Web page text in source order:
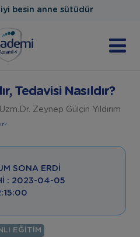
besin anne sütüdür
Tedavisi Nasıldır?
Zeynep Gülçin Yıldırım
SONA ERDI
: 2023-04-05
EĞITIM